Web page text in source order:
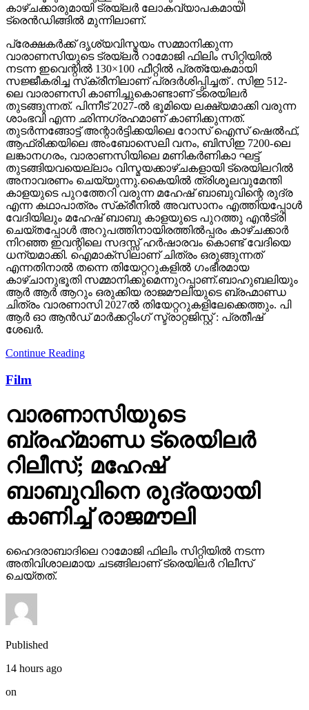
കാഴ്ചക്കാരുമായി ട്രയ്ലർ ലോകവ്യാപകമായി
ട്രെൻഡിങ്ങിൽ മുന്നിലാണ്.
പ്രേക്ഷകർക്ക് ദൃശ്യവിസ്മയം സമ്മാനിക്കുന്ന
വാരാണസിയുടെ ട്രയ്ലർ റാമോജി ഫിലിം സിറ്റിയിൽ
നടന്ന ഇവെന്റിൽ 130×100 ഫീറ്റിൽ പ്രത്യേകമായി
സജ്ജീകരിച്ച സ്‌ക്രീനിലാണ് പ്രദർശിപ്പിച്ചത് . സിഇ 512-
ലെ വാരാണസി കാണിച്ചുകൊണ്ടാണ് ട്രെയിലര്‍
തുടങ്ങുന്നത്. പിന്നീട് 2027-ല്‍ ഭൂമിയെ ലക്ഷ്യമാക്കി വരുന്ന
ശാംഭവി എന്ന ഛിന്നഗ്രഹമാണ് കാണിക്കുന്നത്.
തുടര്‍ന്നങ്ങോട്ട് അന്റാര്‍ട്ടിക്കയിലെ റോസ് ഐസ് ഷെല്‍ഫ്,
ആഫ്രിക്കയിലെ അംബോസെലി വനം, ബിസിഇ 7200-ലെ
ലങ്കാനഗരം, വാരാണസിയിലെ മണികര്‍ണികാ ഘട്ട്
തുടങ്ങിയവയെല്ലാം വിസ്മയക്കാഴ്ചകളായി ട്രെയിലറില്‍
അനാവരണം ചെയ്യുന്നു.കൈയില്‍ ത്രിശൂലവുമേന്തി
കാളയുടെ പുറത്തേറി വരുന്ന മഹേഷ് ബാബുവിന്റെ രുദ്ര
എന്ന കഥാപാത്രം സ്‌ക്രീനിൽ അവസാനം എത്തിയപ്പോൾ
വേദിയിലും മഹേഷ് ബാബു കാളയുടെ പുറത്തു എൻട്രി
ചെയ്തപ്പോൾ അറുപത്തിനായിരത്തിൽപ്പരം കാഴ്ചക്കാർ
നിറഞ്ഞ ഇവന്റിലെ സദസ്സ് ഹർഷാരവം കൊണ്ട് വേദിയെ
ധന്യമാക്കി. ഐമാക്‌സിലാണ് ചിത്രം ഒരുങ്ങുന്നത്
എന്നതിനാല്‍ തന്നെ തിയേറ്ററുകളില്‍ ഗംഭീരമായ
കാഴ്ചാനുഭൂതി സമ്മാനിക്കുമെന്നുറപ്പാണ്.ബാഹുബലിയും
ആർ ആർ ആറും ഒരുക്കിയ രാജമൗലിയുടെ ബ്രഹ്മാണ്ഡ
ചിത്രം വാരണാസി 2027ൽ തിയേറ്ററുകളിലേക്കെത്തും. പി
ആർ ഓ ആൻഡ് മാർക്കറ്റിംഗ് സ്ട്രാറ്റജിസ്റ്റ് : പ്രതീഷ്
ശേഖർ.
Continue Reading
Film
വാരണാസിയുടെ
ബ്രഹ്‌മാണ്ഡ ട്രെയിലര്‍
റിലീസ്; മഹേഷ്
ബാബുവിനെ രുദ്രയായി
കാണിച്ച് രാജമൗലി
ഹൈദരാബാദിലെ റാമോജി ഫിലിം സിറ്റിയില്‍ നടന്ന
അതിവിശാലമായ ചടങ്ങിലാണ് ട്രെയിലര്‍ റിലീസ്
ചെയ്തത്.
Published
14 hours ago
on